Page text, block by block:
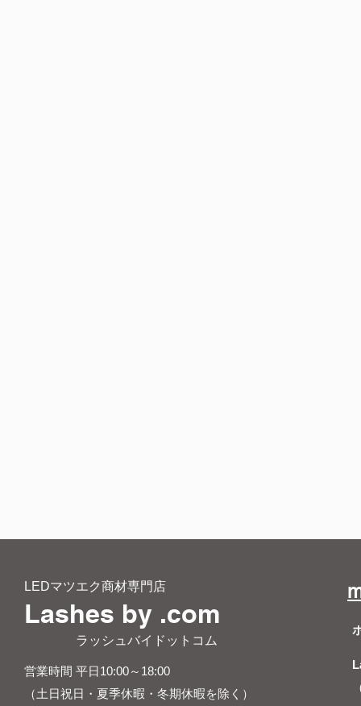
LEDマツエク商材専門店
Lashes by .com
​ ラッシュバイドットコム
営業時間 平日10:00～18:00
（土日祝日・夏季休暇・冬期休暇を除く）